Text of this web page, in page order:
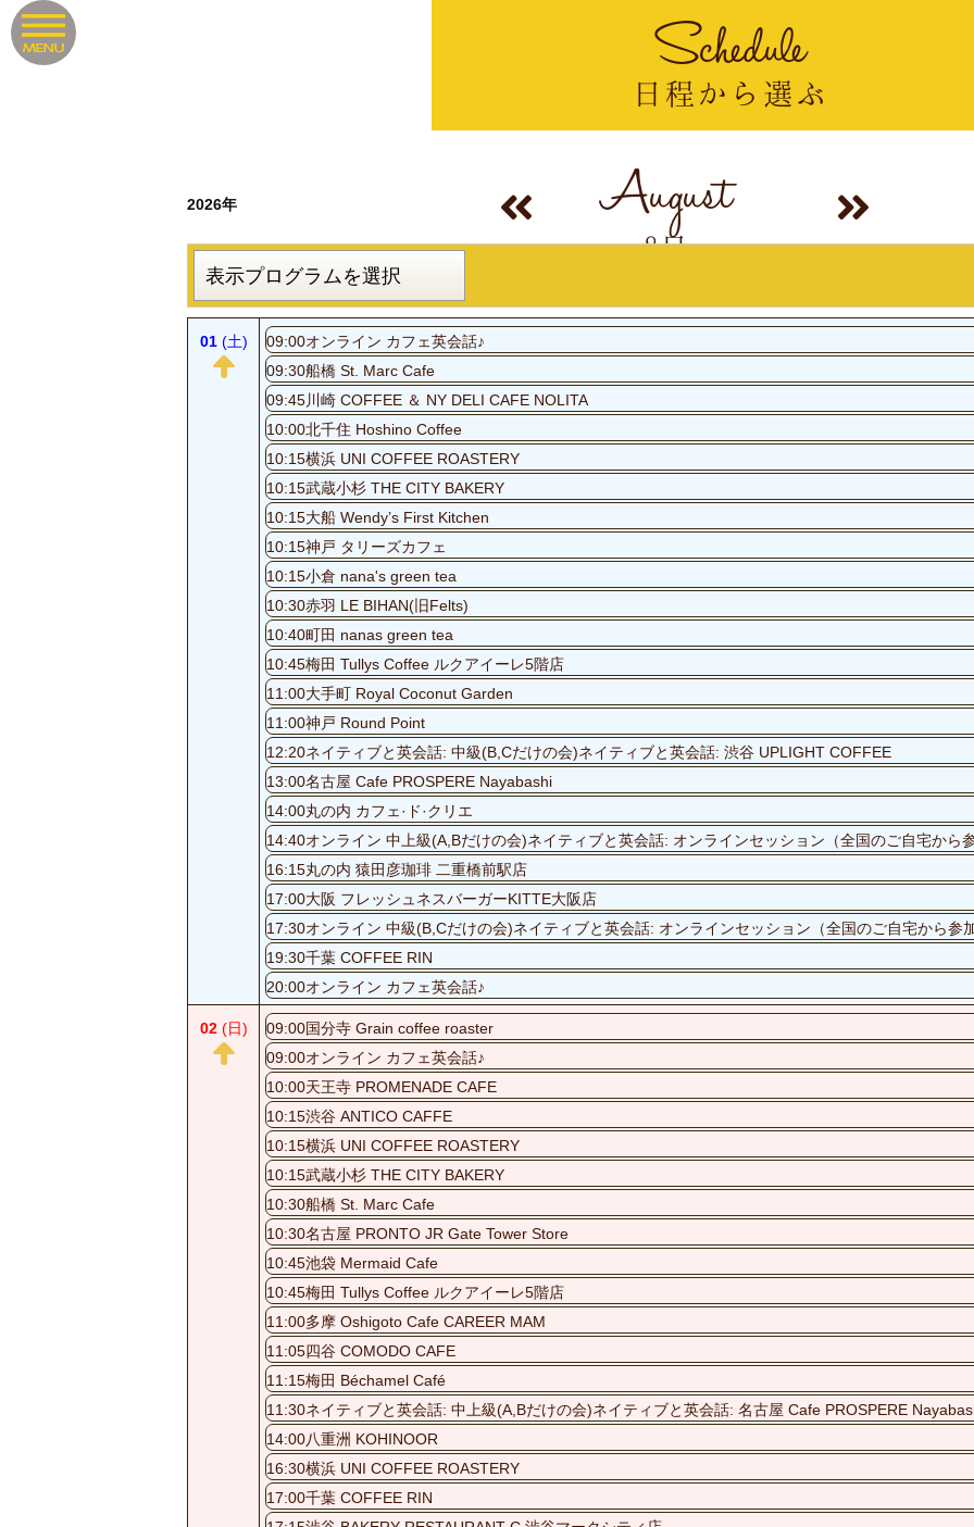
Schedule
日程から選ぶ
2026年 August
8月
01(土)
09:00オンライン カフェ英会話♪
09:30船橋 St. Marc Cafe
09:45川崎 COFFEE ＆ NY DELI CAFE NOLITA
10:00北千住 Hoshino Coffee
10:15横浜 UNI COFFEE ROASTERY
10:15武蔵小杉 THE CITY BAKERY
10:15大船 Wendy’s First Kitchen
10:15神戸 タリーズカフェ
10:15小倉 nana's green tea
10:30赤羽 LE BIHAN(旧Felts)
10:40町田 nanas green tea
10:45梅田 Tullys Coffee ルクアイーレ5階店
11:00大手町 Royal Coconut Garden
11:00神戸 Round Point
12:20ネイティブと英会話: 中級(B,Cだけの会)ネイティブと英会話: 渋谷 UPLIGHT COFFEE
13:00名古屋 Cafe PROSPERE Nayabashi
14:00丸の内 カフェ·ド·クリエ
14:40オンライン 中上級(A,Bだけの会)ネイティブと英会話: オンラインセッション（全国のご自宅から
16:15丸の内 猿田彦珈琲 二重橋前駅店
17:00大阪 フレッシュネスバーガーKITTE大阪店
17:30オンライン 中級(B,Cだけの会)ネイティブと英会話: オンラインセッション（全国のご自宅から参
19:30千葉 COFFEE RIN
20:00オンライン カフェ英会話♪
02(日)
09:00国分寺 Grain coffee roaster
09:00オンライン カフェ英会話♪
10:00天王寺 PROMENADE CAFE
10:15渋谷 ANTICO CAFFE
10:15横浜 UNI COFFEE ROASTERY
10:15武蔵小杉 THE CITY BAKERY
10:30船橋 St. Marc Cafe
10:30名古屋 PRONTO JR Gate Tower Store
10:45池袋 Mermaid Cafe
10:45梅田 Tullys Coffee ルクアイーレ5階店
11:00多摩 Oshigoto Cafe CAREER MAM
11:05四谷 COMODO CAFE
11:15梅田 Béchamel Café
11:30ネイティブと英会話: 中上級(A,Bだけの会)ネイティブと英会話: 名古屋 Cafe PROSPERE
14:00八重洲 KOHINOOR
16:30横浜 UNI COFFEE ROASTERY
17:00千葉 COFFEE RIN